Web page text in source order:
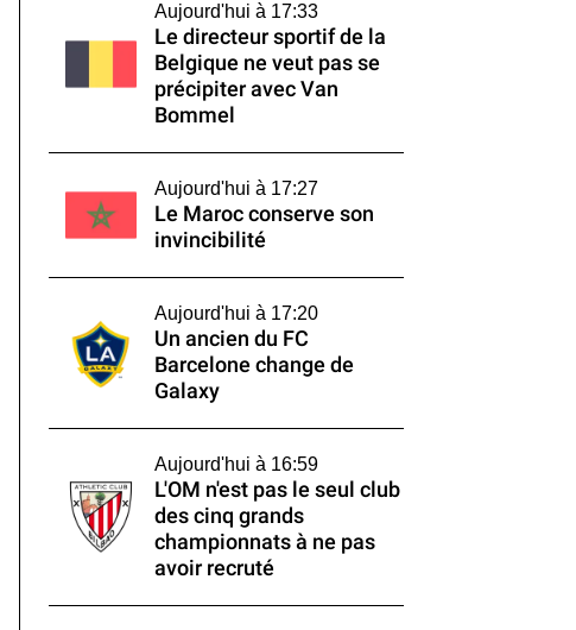
Aujourd'hui à 17:33
Le directeur sportif de la
Belgique ne veut pas se
précipiter avec Van
Bommel
Aujourd'hui à 17:27
Le Maroc conserve son
invincibilité
Aujourd'hui à 17:20
Un ancien du FC
Barcelone change de
Galaxy
Aujourd'hui à 16:59
L'OM n'est pas le seul club
des cinq grands
championnats à ne pas
avoir recruté